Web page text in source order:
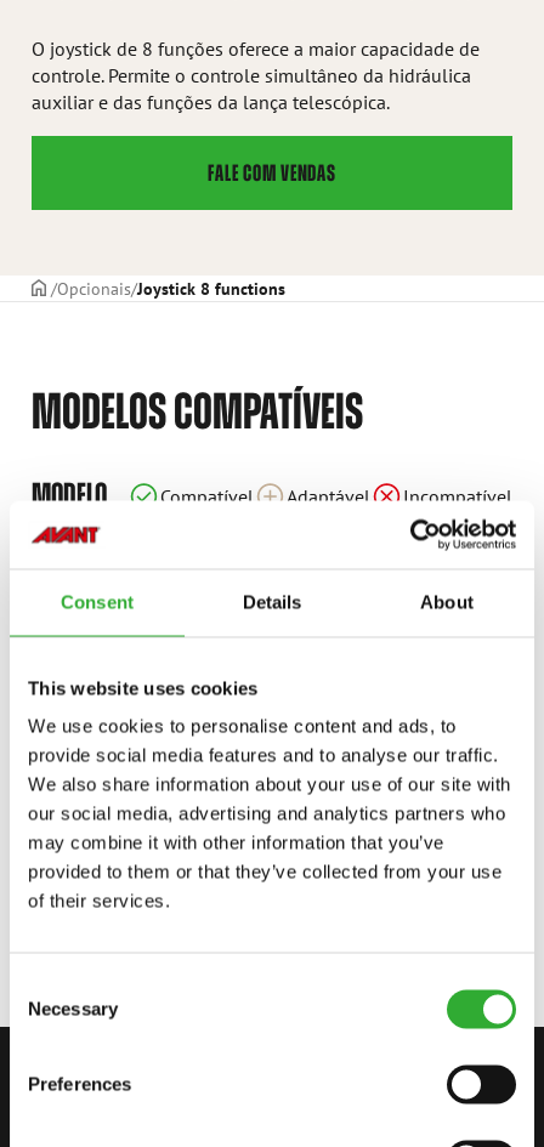
Consent Details About
This website uses cookies
We use cookies to personalise content and ads, to
provide social media features and to analyse our traffic.
We also share information about your use of our site with
our social media, advertising and analytics partners who
may combine it with other information that you’ve
provided to them or that they’ve collected from your use
of their services.
Selection
Necessary
Preferences
O joystick de 8 funções oferece a maior capacidade de
controle. Permite o controle simultâneo da hidráulica
auxiliar e das funções da lança telescópica.
FALE COM VENDAS
CAPAOpcionais Joystick 8 functions
MODELOS COMPATÍVEIS
MODELO Compatível Adaptável Incompatível
IncompatívelIncompatívelIncompatível IncompatívelIncompatívelIncompatívelCompatívelCompatívelCompatívelCompatívelAdaptávelAdaptávelAdaptávelAdaptávelAdaptávelAdaptávelAdaptávelAdaptável
850
Adaptável
855i
Adaptável
860i
Adaptável
e513e527
OPCIONAIS DISPONÍVEIS
JOYSTICK 8 FUNCTIONS, 635I, 640I
FALE CONOSCO